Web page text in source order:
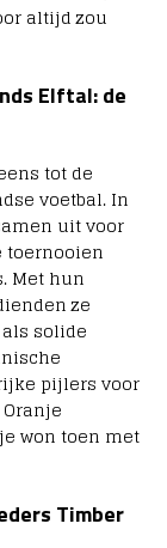
altijd zou
Elftal: de
tot de
voetbal. In
uit voor
toernooien
Met hun
ze
solide
pijlers voor
won toen met
Timber